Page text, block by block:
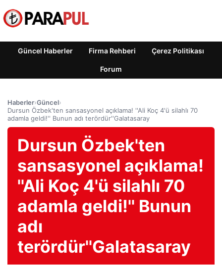
Güncel Haberler Firma Rehberi Çerez Politikası
Forum
Haberler›Güncel›
Dursun Özbek'ten sansasyonel açıklama! ''Ali Koç 4'ü silahlı 70
adamla geldi!'' Bunun adı terördür''Galatasaray
Dursun Özbek'ten
sansasyonel açıklama!
''Ali Koç 4'ü silahlı 70
adamla geldi!'' Bunun
adı
terördür''Galatasaray